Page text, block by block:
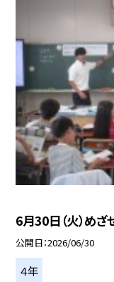
6月30日（火）めざ
公開日 2026/06/30
４年